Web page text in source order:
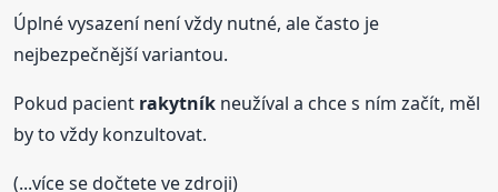
Úplné vysazení není vždy nutné, ale často je
nejbezpečnější variantou.
Pokud pacient rakytník neužíval a chce s ním začít, měl
by to vždy konzultovat.
(...více se dočtete ve zdroji)